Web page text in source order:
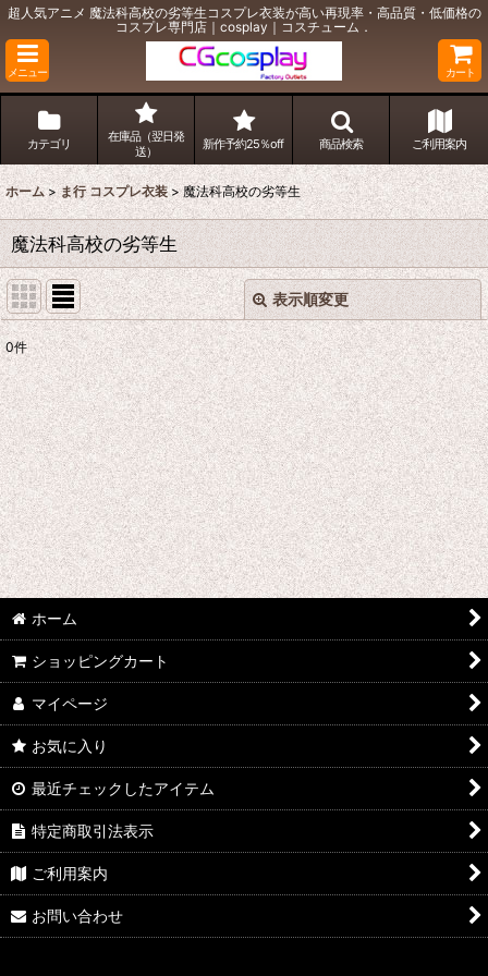
超人気アニメ 魔法科高校の劣等生コスプレ衣装が高い再現率・高品質・低価格の
コスプレ専門店｜cosplay｜コスチューム．
メニュー カート
カテゴリ
在庫品（翌日発
送）
新作予約25％off 商品検索 ご利用案内
ホーム > ま行 コスプレ衣装 > 魔法科高校の劣等生
魔法科高校の劣等生
表示順変更
表示数:
並び順:
絞り込む
閉じる
0件
ホーム
ショッピングカート
マイページ
お気に入り
最近チェックしたアイテム
特定商取引法表示
ご利用案内
お問い合わせ